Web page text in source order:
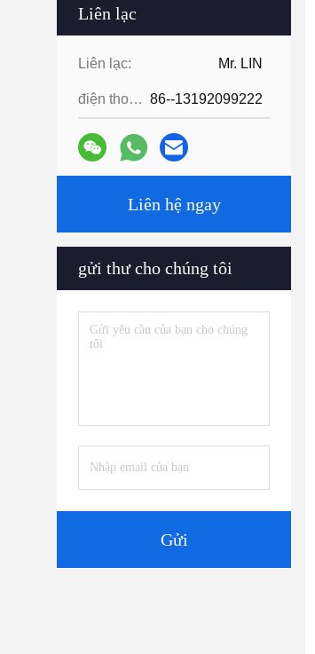
Liên lạc
Liên lạc: Mr. LIN
điện thoại: 86--13192099222
Liên hệ ngay
gửi thư cho chúng tôi
Gửi